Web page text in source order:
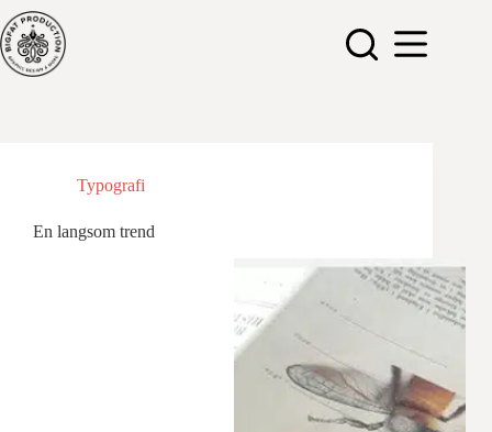
Hopp
til
innholdet
Typografi
En langsom trend